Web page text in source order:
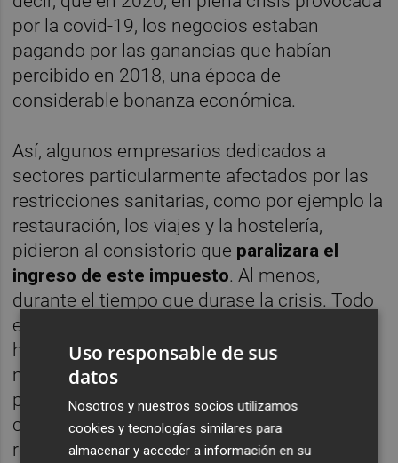
por la covid-19, los negocios estaban
pagando por las ganancias que habían
percibido en 2018, una época de
considerable bonanza económica.
Así, algunos empresarios dedicados a
sectores particularmente afectados por las
restricciones sanitarias, como por ejemplo la
restauración, los viajes y la hostelería,
pidieron al consistorio que paralizara el
ingreso de este impuesto. Al menos,
durante el tiempo que durase la crisis. Todo
ello teniendo en cuenta que la pandemia les
había obligado a cerrar las puertas de
manera involuntaria y, en consecuencia, a
paralizar toda actividad. Por ello,
consideraban "irreal" que se les estuviera
reclamando el pago de un impuesto que no
Uso responsable de sus
datos
Nosotros y nuestros socios utilizamos
cookies y tecnologías similares para
almacenar y acceder a información en su